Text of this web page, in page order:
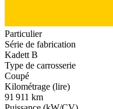
Particulier
Série de fabrication
Kadett B
Type de carrosserie
Coupé
Kilométrage (lire)
91 911 km